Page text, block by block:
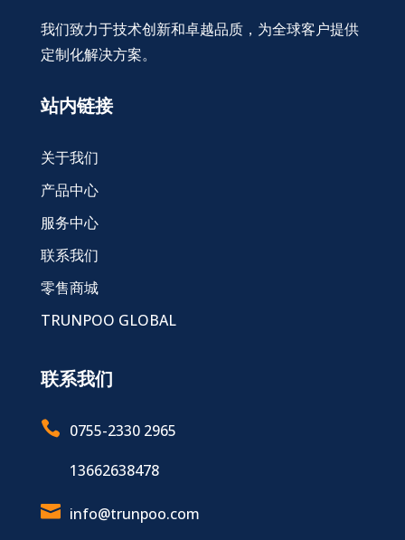
我们致力于技术创新和卓越品质，为全球客户提供
定制化解决方案。
站内链接
关于我们
产品中心
服务中心
联系我们
零售商城
TRUNPOO GLOBAL
联系我们
 0755-2330 2965
13662638478
 info@trunpoo.com